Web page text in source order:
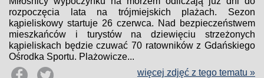
rozpoczęcia lata na trójmiejskich plażach. Sezon
kąpieliskowy startuje 26 czerwca. Nad bezpieczeństwem
mieszkańców i turystów na dziewięciu strzeżonych
kąpieliskach będzie czuwać 70 ratowników z Gdańskiego
Ośrodka Sportu. Plażowicze...
więcej zdjęć z tego tematu »